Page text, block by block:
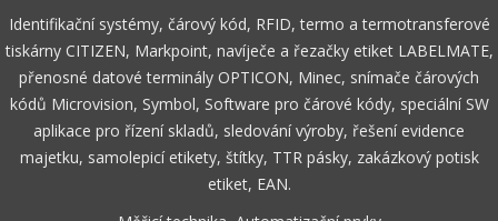
Identifikační systémy, čárový kód, RFID, termo a termotransferové
tiskárny CITIZEN, Markpoint, navíječe a řezačky etiket LABELMATE,
přenosné datové terminály OPTICON, Minec, snímače čárových
kódů Microvision, Symbol, Software pro čárové kódy, speciální SW
aplikace pro řízení skladů, sledování výroby, řešení evidence
majetku, samolepicí etikety, štítky, TTR pásky, zakázkový potisk
etiket, EAN.